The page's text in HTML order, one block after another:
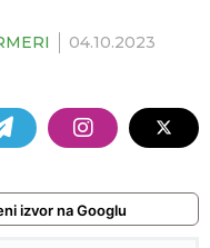
04.10.2023
izvor na Googlu